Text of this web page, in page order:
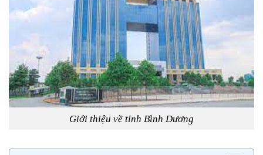
Giới thiệu về tỉnh Bình Dương